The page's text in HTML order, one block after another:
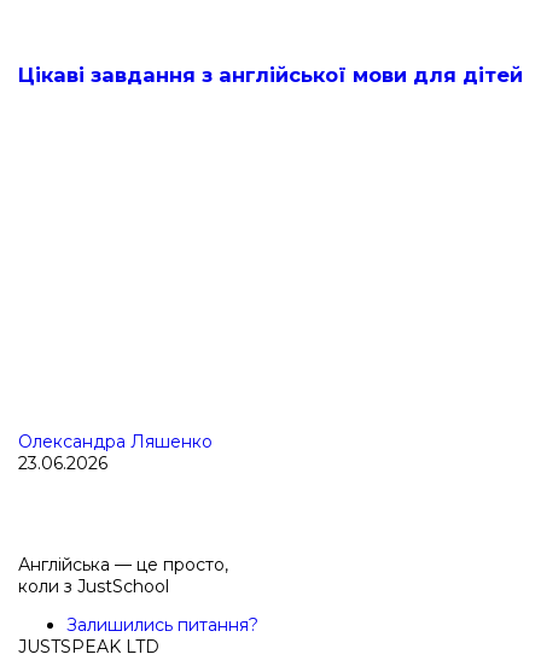
Цікаві завдання з англійської мови для дітей
Олександра Ляшенко
23.06.2026
Англійська — це просто,
коли з JustSchool
Залишились питання?
JUSTSPEAK LTD